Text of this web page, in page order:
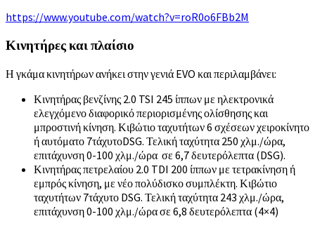
https://www.youtube.com/watch?v=roR0o6FBb2M
Κινητήρες και πλαίσιο
Η γκάμα κινητήρων ανήκει στην γενιά EVO και περιλαμβάνει:
Κινητήρας βενζίνης 2.0 TSI 245 ίππων με ηλεκτρονικά
ελεγχόμενο διαφορικό περιορισμένης ολίσθησης και
μπροστινή κίνηση. Κιβώτιο ταχυτήτων 6 σχέσεων χειροκίνητο
ή αυτόματο 7τάχυτοDSG. Τελική ταχύτητα 250 χλμ./ώρα,
επιτάχυνση 0-100 χλμ./ώρα σε 6,7 δευτερόλεπτα (DSG).
Κινητήρας πετρελαίου 2.0 TDI 200 ίππων με τετρακίνηση ή
εμπρός κίνηση, με νέο πολύδισκο συμπλέκτη. Κιβώτιο
ταχυτήτων 7τάχυτο DSG. Τελική ταχύτητα 243 χλμ./ώρα,
επιτάχυνση 0-100 χλμ./ώρα σε 6,8 δευτερόλεπτα (4×4)